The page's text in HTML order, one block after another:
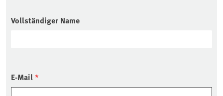
Vollständiger Name
E-Mail*